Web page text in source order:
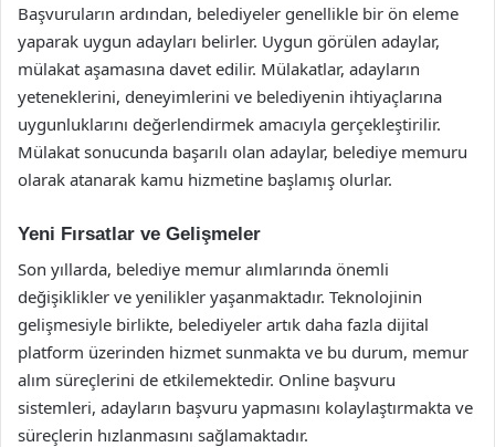
Başvuruların ardından, belediyeler genellikle bir ön eleme
yaparak uygun adayları belirler. Uygun görülen adaylar,
mülakat aşamasına davet edilir. Mülakatlar, adayların
yeteneklerini, deneyimlerini ve belediyenin ihtiyaçlarına
uygunluklarını değerlendirmek amacıyla gerçekleştirilir.
Mülakat sonucunda başarılı olan adaylar, belediye memuru
olarak atanarak kamu hizmetine başlamış olurlar.
Yeni Fırsatlar ve Gelişmeler
Son yıllarda, belediye memur alımlarında önemli
değişiklikler ve yenilikler yaşanmaktadır. Teknolojinin
gelişmesiyle birlikte, belediyeler artık daha fazla dijital
platform üzerinden hizmet sunmakta ve bu durum, memur
alım süreçlerini de etkilemektedir. Online başvuru
sistemleri, adayların başvuru yapmasını kolaylaştırmakta ve
süreçlerin hızlanmasını sağlamaktadır.